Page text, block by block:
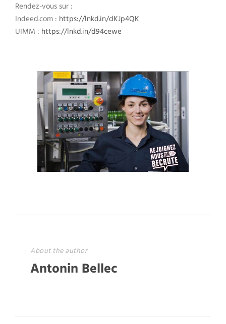
Rendez-vous sur :
Indeed.com : https://lnkd.in/dKJp4QK
UIMM : https://lnkd.in/d94cewe
About the author
Antonin Bellec